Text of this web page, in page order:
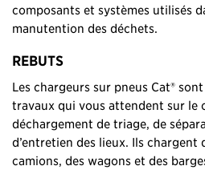
composants et systèmes utilisés
manutention des déchets.
REBUTS
Les chargeurs sur pneus Cat®
travaux qui vous attendent sur le
déchargement de triage, de
d’entretien des lieux. Ils chargent
camions, des wagons et des